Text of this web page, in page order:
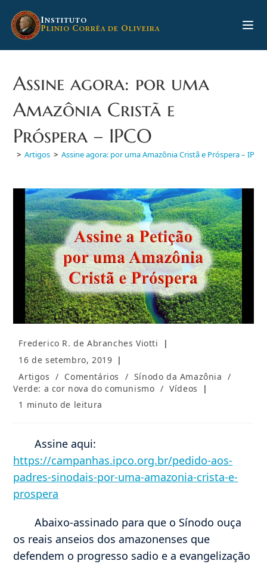
para
INSTITUTO
PLINIO CORRÊA DE OLIVEIRA
Assine agora: por uma
Amazônia Cristã e
Próspera – IPCO
> Artigos > Assine agora: por uma Amazônia Cristã e Próspera – IPCO
Autor
post:
Frederico R. de Abranches Viotti
Post
16 de setembro, 2019
Categoria
do
Artigos / Comentários / Sínodo da Amazônia /
Verde: a cor nova do comunismo / Vídeos
Tempo
1 minuto de leitura
Assine aqui:
https://campanhas.ipco.org.br/pedido-aos-
padres-sinodais-por-uma-amazonia-crista-e-
prospera
Abaixo-assinado para que o Sínodo ouça
os reais anseios dos amazonenses que
defendem o progresso sadio e a evangelização